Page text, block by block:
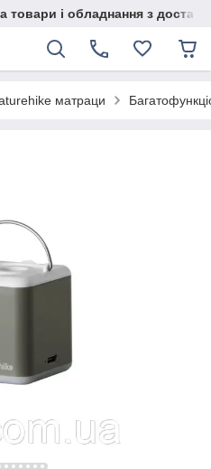
товари і обладнання з
матраци